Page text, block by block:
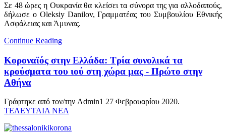
Σε 48 ώρες η Ουκρανία θα κλείσει τα σύνορα της για αλλοδαπούς,
δήλωσε ο Oleksiy Danilov, Γραμματέας του Συμβουλίου Εθνικής
Ασφάλειας και Άμυνας.
Continue Reading
Κοροναϊός στην Ελλάδα: Τρία συνολικά τα
κρούσματα του ιού στη χώρα μας - Πρώτο στην
Αθήνα
Γράφτηκε από τον/την Admin1 27 Φεβρουαρίου 2020.
ΤΕΛΕΥΤΑΙΑ ΝΕΑ